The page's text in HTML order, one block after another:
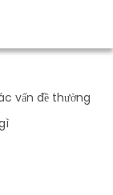
vấn đề thường